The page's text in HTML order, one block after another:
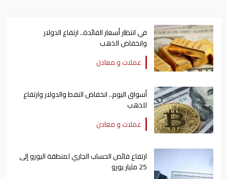
في انتظار أسعار الفائدة.. ارتفاع الدولار
وانخفاض الذهب
عملات و معادن
أسواق اليوم.. انخفاض النفط والدولار وارتفاع
للذهب
عملات و معادن
ارتفاع فائض الحساب الجاري لمنطقة اليورو إلى
25 مليار يورو